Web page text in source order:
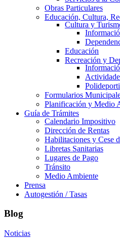
Obras Particulares
Educación, Cultura,
Cultura y
Educación
Recreación y
Formularios
Planificación y Medio
Guía de Trámites
Calendario Impositivo
Dirección de Rentas
Habilitaciones y Cese
Libretas Sanitarias
Lugares de Pago
Tránsito
Medio Ambiente
Prensa
Autogestión / Tasas
Blog
Noticias